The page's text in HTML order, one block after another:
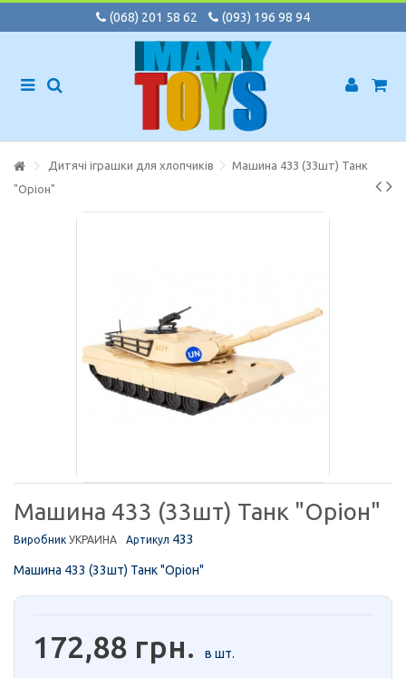
(068) 201 58 62 (093) 196 98 94
Дитячі іграшки для хлопчиків
Машина 433 (33шт) Танк
"Оріон"
Машина 433 (33шт) Танк "Оріон"
Виробник УКРАИНА Артикул 433
Машина 433 (33шт) Танк "Оріон"
172,88 грн. в шт.